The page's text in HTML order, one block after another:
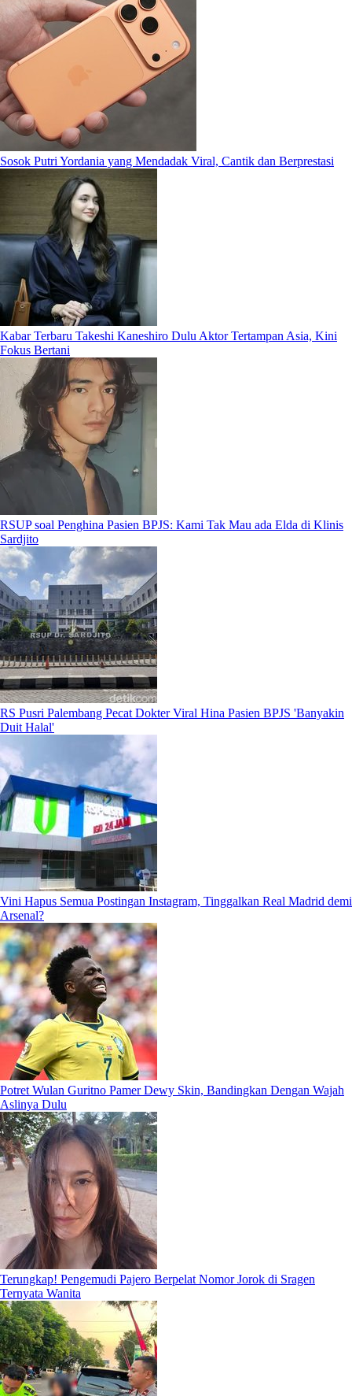
Sosok Putri Yordania yang Mendadak Viral, Cantik dan Berprestasi
Kabar Terbaru Takeshi Kaneshiro Dulu Aktor Tertampan Asia, Kini
Fokus Bertani
RSUP soal Penghina Pasien BPJS: Kami Tak Mau ada Elda di Klinis
Sardjito
RS Pusri Palembang Pecat Dokter Viral Hina Pasien BPJS 'Banyakin
Duit Halal'
Vini Hapus Semua Postingan Instagram, Tinggalkan Real Madrid demi
Arsenal?
Potret Wulan Guritno Pamer Dewy Skin, Bandingkan Dengan Wajah
Aslinya Dulu
Terungkap! Pengemudi Pajero Berpelat Nomor Jorok di Sragen
Ternyata Wanita